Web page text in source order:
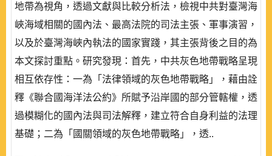
地帶為視角，透過文獻與比較分析法，檢視中共對臺灣海
峽海域相關的國內法、最高法院的司法主張、軍事演習，
以及於臺灣海峽內執法的國家實踐，其主張背後之目的為
本文探討重點。研究發現：首先，中共灰色地帶戰略呈現
相互依存性：一為「法律領域的灰色地帶戰略」，藉由詮
釋《聯合國海洋法公約》所賦予沿岸國的部分管轄權，透
過模糊化的國內法與司法解釋，建立符合自身利益的法理
基礎；二為「國關領域的灰色地帶戰略」，透..